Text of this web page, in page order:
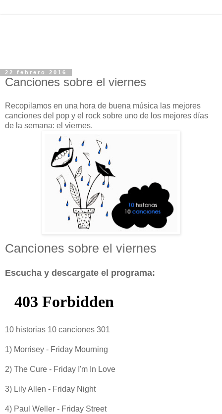
22 febrero 2016
Canciones sobre el viernes
Recopilamos en una hora de buena música las mejores
canciones del pop y el rock sobre uno de los mejores días
de la semana: el viernes.
Canciones sobre el viernes
Escucha y descargate el programa:
10 historias 10 canciones 301
1) Morrisey - Friday Mourning
2) The Cure - Friday I'm In Love
3) Lily Allen - Friday Night
4) Paul Weller - Friday Street